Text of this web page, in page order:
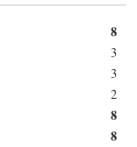
8
3
3
2
8
8